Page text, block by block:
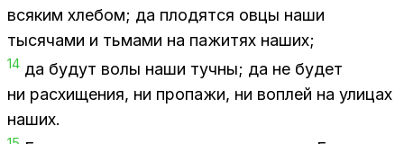
вся­ким хле­бом; да пло­дят­ся овцы наши
ты­ся­ча­ми и тьма­ми на па­жи­тях на­ших;
14 да бу­дут волы наши туч­ны; да не бу­дет
ни рас­хи­ще­ния, ни про­па­жи, ни воплей на ули­цах
на­ших.